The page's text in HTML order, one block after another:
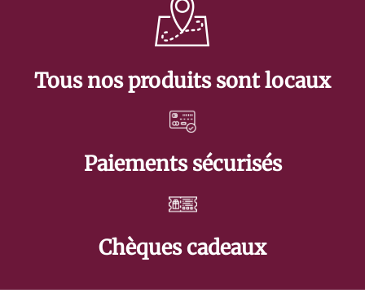
Tous nos produits sont locaux
Paiements sécurisés
Chèques cadeaux